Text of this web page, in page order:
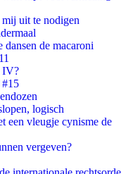
uit te nodigen
de macaroni
IV?
logisch
een vleugje cynisme de
vergeven?